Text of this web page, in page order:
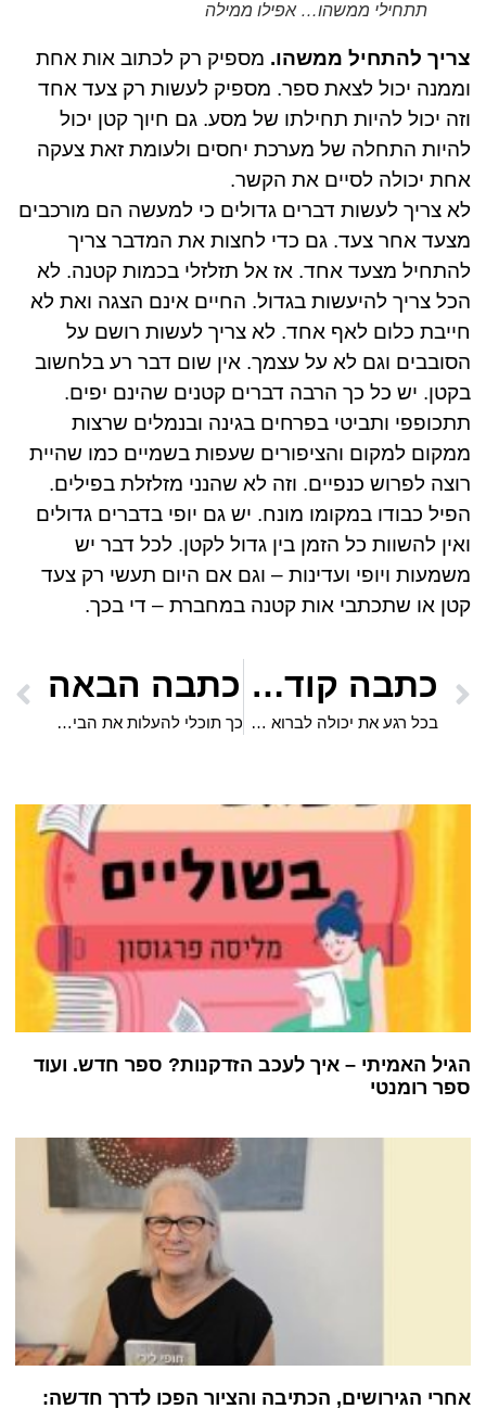
תתחילי ממשהו… אפילו ממילה
צריך להתחיל ממשהו. מספיק רק לכתוב אות אחת
וממנה יכול לצאת ספר. מספיק לעשות רק צעד אחד
וזה יכול להיות תחילתו של מסע. גם חיוך קטן יכול
להיות התחלה של מערכת יחסים ולעומת זאת צעקה
אחת יכולה לסיים את הקשר.
לא צריך לעשות דברים גדולים כי למעשה הם מורכבים
מצעד אחר צעד. גם כדי לחצות את המדבר צריך
להתחיל מצעד אחד. אז אל תזלזלי בכמות קטנה. לא
הכל צריך להיעשות בגדול. החיים אינם הצגה ואת לא
חייבת כלום לאף אחד. לא צריך לעשות רושם על
הסובבים וגם לא על עצמך. אין שום דבר רע בלחשוב
בקטן. יש כל כך הרבה דברים קטנים שהינם יפים.
תתכופפי ותביטי בפרחים בגינה ובנמלים שרצות
ממקום למקום והציפורים שעפות בשמיים כמו שהיית
רוצה לפרוש כנפיים. וזה לא שהנני מזלזלת בפילים.
הפיל כבודו במקומו מונח. יש גם יופי בדברים גדולים
ואין להשוות כל הזמן בין גדול לקטן. לכל דבר יש
משמעות ויופי ועדינות – וגם אם היום תעשי רק צעד
קטן או שתכתבי אות קטנה במחברת – די בכך.
כתבה קודמת
בכל רגע את יכולה לברוא את עצמך מחדש
כתבה הבאה
כך תוכלי להעלות את הביטחון והערך העצמי שלך
הגיל האמיתי – איך לעכב הזדקנות? ספר חדש. ועוד
ספר רומנטי
אחרי הגירושים, הכתיבה והציור הפכו לדרך חדשה: